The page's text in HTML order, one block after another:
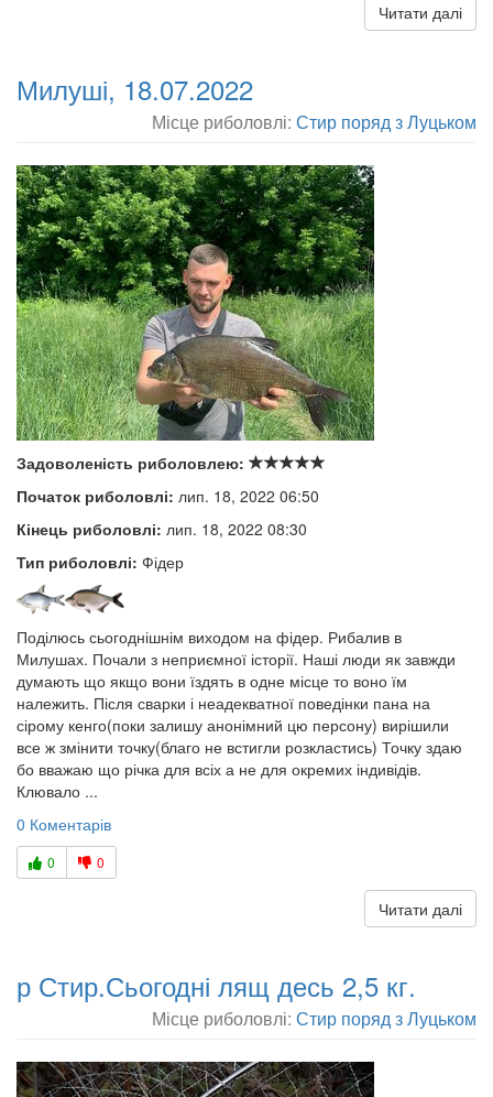
Читати далі
Милуші, 18.07.2022
Місце риболовлі: Стир поряд з Луцьком
Задоволеність риболовлею:
Початок риболовлі: лип. 18, 2022 06:50
Кінець риболовлі: лип. 18, 2022 08:30
Тип риболовлі: Фідер
Поділюсь сьогоднішнім виходом на фідер. Рибалив в
Милушах. Почали з неприємної історії. Наші люди як завжди
думають що якщо вони їздять в одне місце то воно їм
належить. Після сварки і неадекватної поведінки пана на
сірому кенго(поки залишу анонімний цю персону) вирішили
все ж змінити точку(благо не встигли розкластись) Точку здаю
бо вважаю що річка для всіх а не для окремих індивідів.
Клювало ...
0 Коментарів
0 0
Читати далі
р Стир.Сьогодні лящ десь 2,5 кг.
Місце риболовлі: Стир поряд з Луцьком